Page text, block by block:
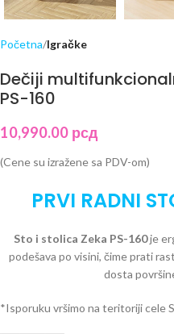
Početna Igračke
Dečiji
PS-160
10,990.00 рсд
(Cene su izražene sa PDV-om)
PRVI RADNI
Sto i stolica Zeka PS-160je
podešava po visini, čime prati
dosta
*Isporuku vršimo na teritoriji cele